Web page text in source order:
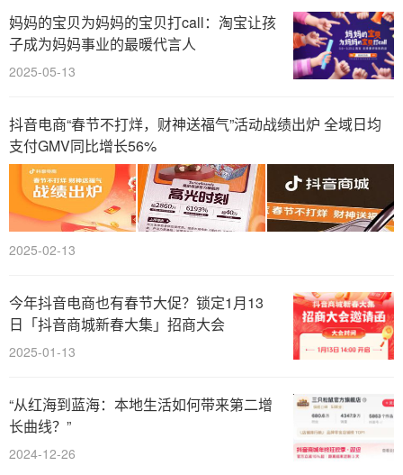
妈妈的宝贝为妈妈的宝贝打call：淘宝让孩
子成为妈妈事业的最暖代言人
2025-05-13
抖音电商“春节不打烊，财神送福气”活动战绩出炉 全域日均
支付GMV同比增长56%
2025-02-13
今年抖音电商也有春节大促？锁定1月13
日「抖音商城新春大集」招商大会
2025-01-13
“从红海到蓝海：本地生活如何带来第二增
长曲线？”
2024-12-26